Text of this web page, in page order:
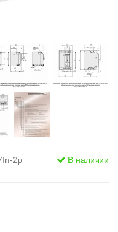
2р В наличии